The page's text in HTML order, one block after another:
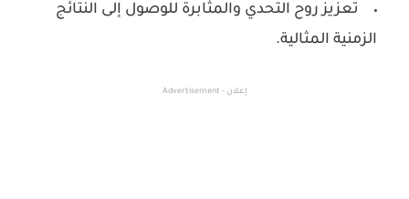
تعزيز روح التحدي والمثابرة للوصول إلى النتائج
الزمنية المثالية.
إعلان - Advertisement